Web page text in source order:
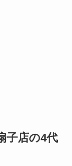
子店の4代